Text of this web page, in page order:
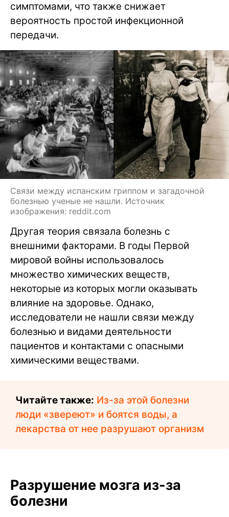
симптомами, что также снижает
вероятность простой инфекционной
передачи.
Связи между испанским гриппом и загадочной
болезнью ученые не нашли. Источник
изображения: reddit.com
Другая теория связала болезнь с
внешними факторами. В годы Первой
мировой войны использовалось
множество химических веществ,
некоторые из которых могли оказывать
влияние на здоровье. Однако,
исследователи не нашли связи между
болезнью и видами деятельности
пациентов и контактами с опасными
химическими веществами.
Читайте также: Из-за этой болезни
люди «звереют» и боятся воды, а
лекарства от нее разрушают организм
Разрушение мозга из-за
болезни